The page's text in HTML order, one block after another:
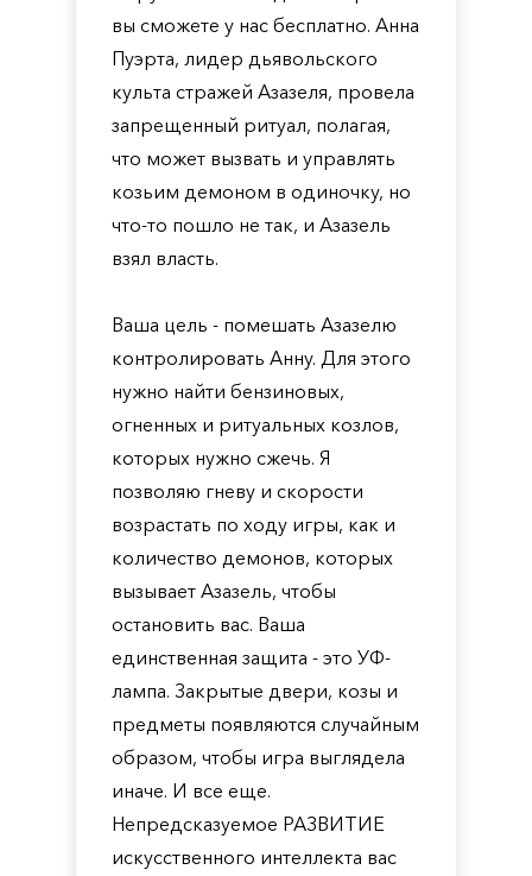
вы сможете у нас бесплатно. Анна
Пуэрта, лидер дьявольского
культа стражей Азазеля, провела
запрещенный ритуал, полагая,
что может вызвать и управлять
козьим демоном в одиночку, но
что-то пошло не так, и Азазель
взял власть.
Ваша цель - помешать Азазелю
контролировать Анну. Для этого
нужно найти бензиновых,
огненных и ритуальных козлов,
которых нужно сжечь. Я
позволяю гневу и скорости
возрастать по ходу игры, как и
количество демонов, которых
вызывает Азазель, чтобы
остановить вас. Ваша
единственная защита - это УФ-
лампа. Закрытые двери, козы и
предметы появляются случайным
образом, чтобы игра выглядела
иначе. И все еще.
Непредсказуемое РАЗВИТИЕ
искусственного интеллекта вас